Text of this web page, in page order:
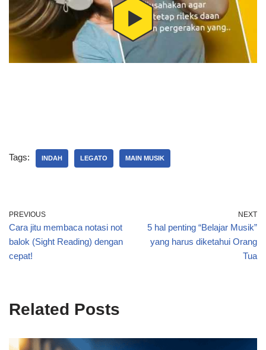
Tags: INDAH LEGATO MAIN MUSIK
PREVIOUS
Cara jitu membaca notasi not
balok (Sight Reading) dengan
cepat!
NEXT
5 hal penting “Belajar Musik”
yang harus diketahui Orang
Tua
Related Posts